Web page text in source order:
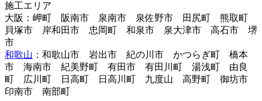
施工エリア
大阪：岬町 阪南市 泉南市 泉佐野市 田尻町 熊取町
貝塚市 岸和田市 忠岡町 和泉市 泉大津市 高石市 堺
市
和歌山 ：和歌山市 岩出市 紀の川市 かつらぎ町 橋本
市 海南市 紀美野町 有田市 有田川町 湯浅町 由良
町 広川町 日高町 日高川町 九度山 高野町 御坊市
印南市 南部町